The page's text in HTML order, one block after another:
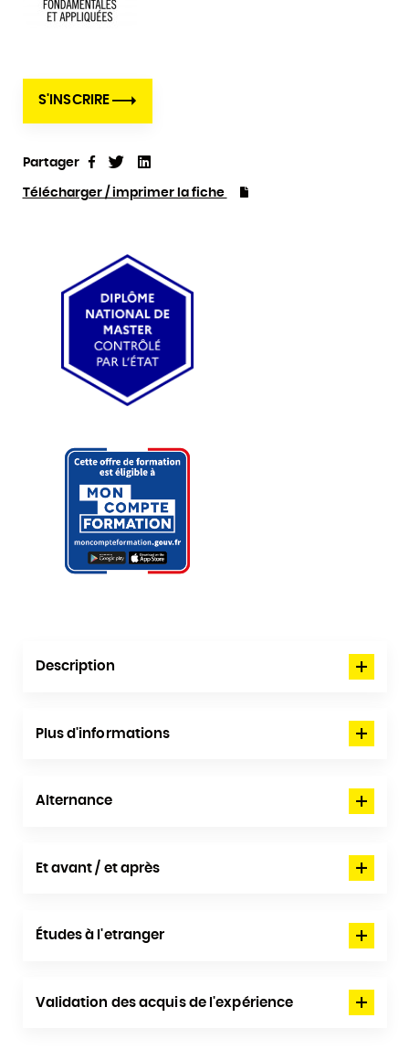
S'INSCRIRE
Partager PartagerTweet
Télécharger / imprimer la fiche
Description
Plus d'informations
Alternance
Et avant / et après
Études à l'etranger
Validation des acquis de l'expérience